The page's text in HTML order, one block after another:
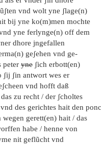
vnd wolt yne ʃlage(n)
bij yne ko(m)men mochte
yne ferlynge(n) off dem
dhore jngefallen
geʃehen vnd ge-
peter yne ʃich erbott(en)
ʃin antwort wes er
vnd hofft daß
zu recht / der ʃcholtes
des gerichtes hait den
wegen gerett(en) hait / das
habe / henne von
nit geflũcht vnd